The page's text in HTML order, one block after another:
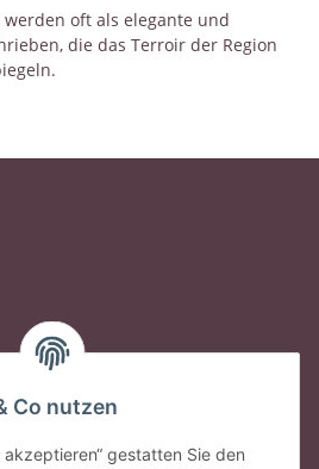
werden oft als elegante und
die das Terroir der Region
Co nutzen
akzeptieren“ gestatten Sie den